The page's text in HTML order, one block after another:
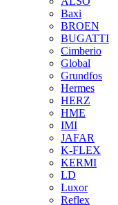
Baxi
BROEN
BUGATTI
Cimberio
Global
Grundfos
Hermes
HERZ
HME
IMI
JAFAR
K-FLEX
KERMI
LD
Luxor
Reflex